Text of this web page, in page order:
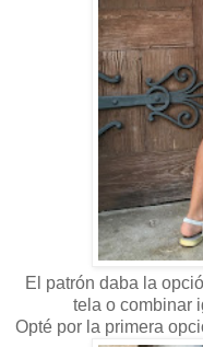
El patrón daba la
tela o combinar
Opté por la primera